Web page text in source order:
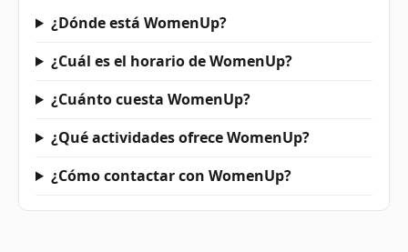
¿Dónde está WomenUp?
¿Cuál es el horario de WomenUp?
¿Cuánto cuesta WomenUp?
¿Qué actividades ofrece WomenUp?
¿Cómo contactar con WomenUp?